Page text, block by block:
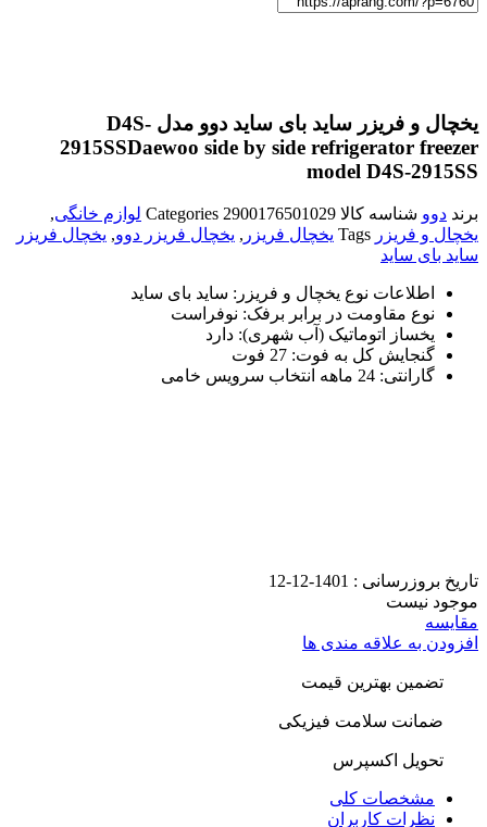
یخچال و فریزر ساید بای ساید دوو مدل D4S-
2915SSDaewoo side by side refrigerator freezer
model D4S-2915SS
برند دوو شناسه کالا 2900176501029
Categories لوازم خانگی,
یخچال و فریزر Tags یخچال فریزر , یخچال فریزر دوو, یخچال فریزر
ساید بای ساید
اطلاعات نوع یخچال و فریزر: ساید بای ساید
نوع مقاومت در برابر برفک: نوفراست
یخساز اتوماتیک (آب شهری): دارد
گنجایش کل به فوت: 27 فوت
گارانتی: 24 ماهه انتخاب سرویس خامی
تاریخ بروزرسانی : 1401-12-12
موجود نیست
مقایسه
افزودن به علاقه مندی ها
تضمین بهترین قیمت
ضمانت سلامت فیزیکی
تحویل اکسپرس
مشخصات کلی
نظرات کاربران